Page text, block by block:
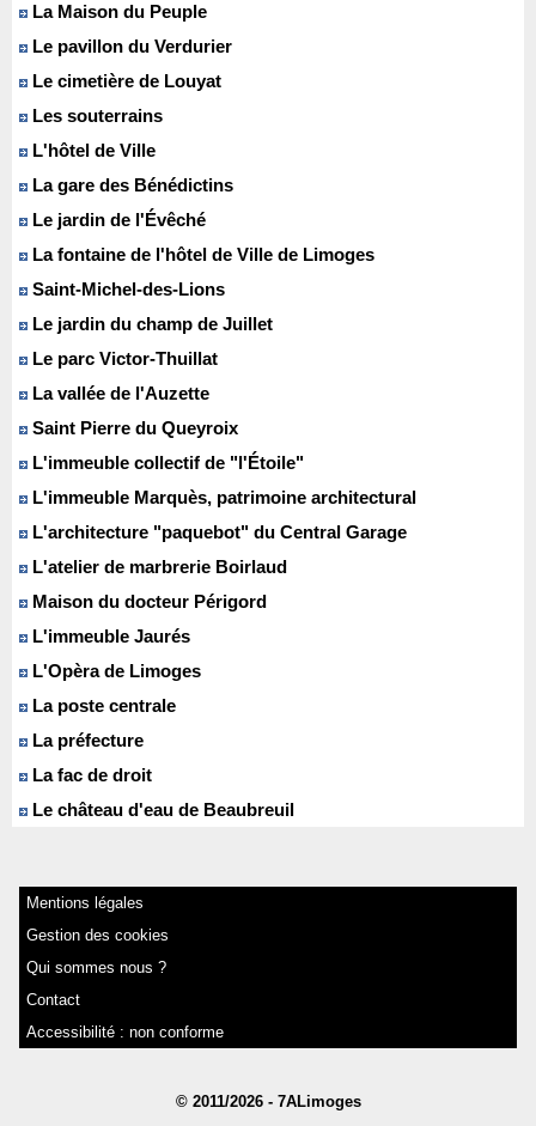
La Maison du Peuple
Le pavillon du Verdurier
Le cimetière de Louyat
Les souterrains
L'hôtel de Ville
La gare des Bénédictins
Le jardin de l'Évêché
La fontaine de l'hôtel de Ville de Limoges
Saint-Michel-des-Lions
Le jardin du champ de Juillet
Le parc Victor-Thuillat
La vallée de l'Auzette
Saint Pierre du Queyroix
L'immeuble collectif de "l'Étoile"
L'immeuble Marquès, patrimoine architectural
L'architecture "paquebot" du Central Garage
L'atelier de marbrerie Boirlaud
Maison du docteur Périgord
L'immeuble Jaurés
L'Opèra de Limoges
La poste centrale
La préfecture
La fac de droit
Le château d'eau de Beaubreuil
Mentions légales
Gestion des cookies
Qui sommes nous ?
Contact
Accessibilité : non conforme
© 2011/2026 - 7ALimoges